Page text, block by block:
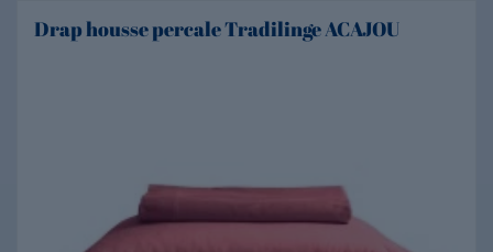
Drap housse percale Tradilinge ACAJOU